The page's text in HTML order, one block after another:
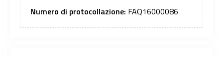
Numero di protocollazione: FAQ16000086